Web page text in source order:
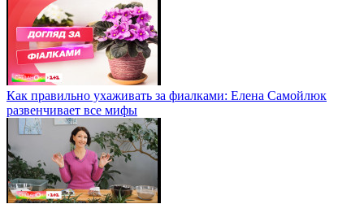
Как правильно ухаживать за фиалками: Елена Самойлюк
развенчивает все мифы